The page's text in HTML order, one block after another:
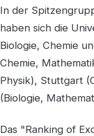
In der
haben sich die
Biologie, Chemie
Chemie,
Physik), Stuttgart
(Biologie,
Das "Ranking of